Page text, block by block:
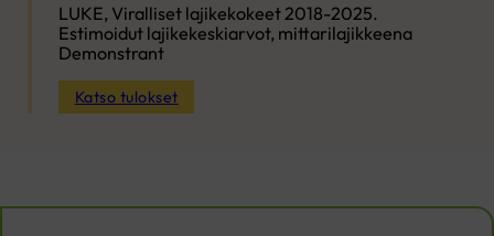
LUKE, Viralliset lajikekokeet 2018-2025.
Estimoidut lajikekeskiarvot, mittarilajikkeena
Demonstrant
Katso tulokset